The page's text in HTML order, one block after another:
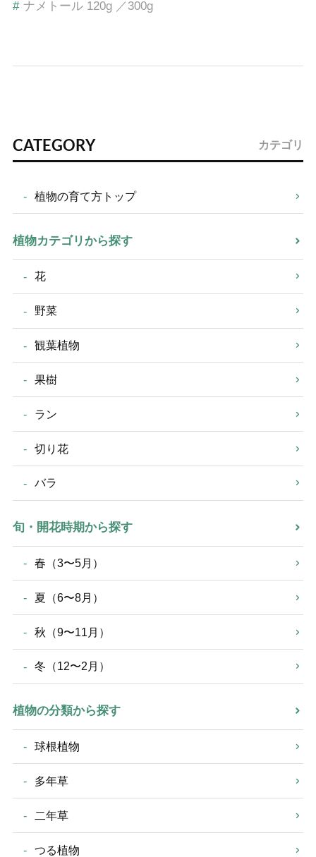
# ナメトール 120g ／300g
CATEGORY カテゴリ
植物の育て方トップ
植物カテゴリから探す
花
野菜
観葉植物
果樹
ラン
切り花
バラ
旬・開花時期から探す
春（3〜5月）
夏（6〜8月）
秋（9〜11月）
冬（12〜2月）
植物の分類から探す
球根植物
多年草
二年草
つる植物